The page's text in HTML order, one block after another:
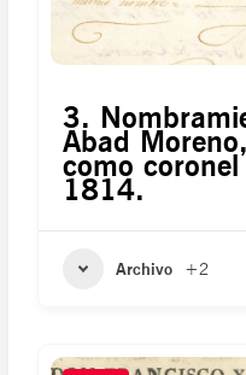
3.
Abad
como
1814.
Archivo +2